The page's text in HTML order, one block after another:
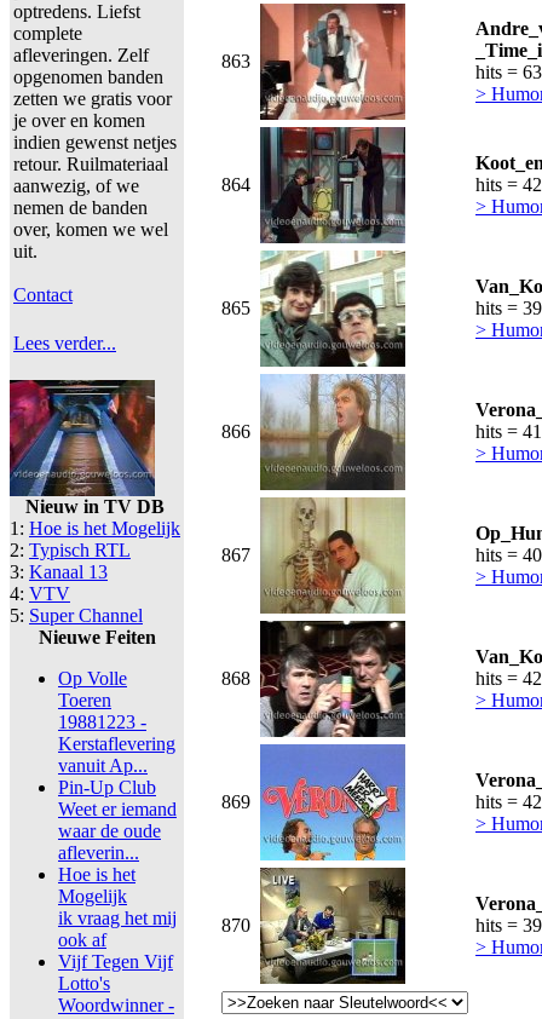
optredens. Liefst
complete
afleveringen. Zelf
opgenomen banden
zetten we gratis voor
je over en komen
indien gewenst netjes
retour. Ruilmateriaal
aanwezig, of we
nemen de banden
over, komen we wel
uit.
Contact
Lees verder...
Nieuw in TV DB
1: Hoe is het Mogelijk
2: Typisch RTL
3: Kanaal 13
4: VTV
5: Super Channel
Nieuwe Feiten
Op Volle
Toeren
19881223 -
Kerstaflevering
vanuit Ap...
Pin-Up Club
Weet er iemand
waar de oude
afleverin...
Hoe is het
Mogelijk
ik vraag het mij
ook af
Vijf Tegen Vijf
Lotto's
Woordwinner -
863
hits =
>
864
hits =
>
865
hits =
>
866
hits =
>
867
hits =
>
868
hits =
>
869
hits =
>
870
hits =
>